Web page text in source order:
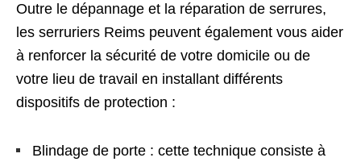
Outre le dépannage et la réparation de serrures,
les serruriers Reims peuvent également vous aider
à renforcer la sécurité de votre domicile ou de
votre lieu de travail en installant différents
dispositifs de protection :
Blindage de porte : cette technique consiste à